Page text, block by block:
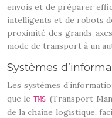
envois et de préparer
intelligents et de robots
proximité des grands
mode de transport à un
Systèmes
Les systèmes
que le TMS(Transport
de la chaîne logistique,